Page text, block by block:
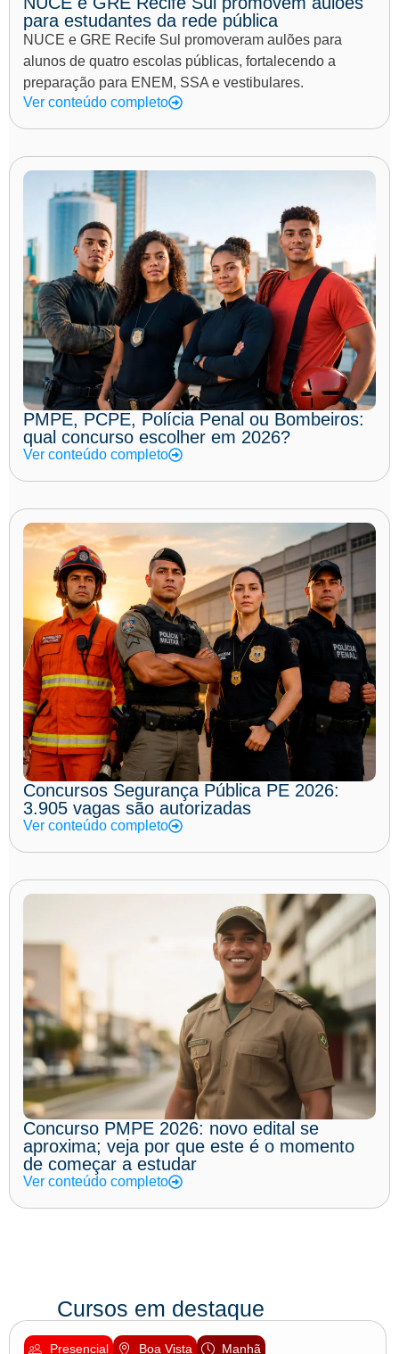
para estudantes da rede pública
NUCE e GRE Recife Sul promoveram aulões para
alunos de quatro escolas públicas, fortalecendo a
preparação para ENEM, SSA e vestibulares.
Ver conteúdo completo
PMPE, PCPE, Polícia Penal ou Bombeiros:
qual concurso escolher em 2026?
Ver conteúdo completo
Concursos Segurança Pública PE 2026:
3.905 vagas são autorizadas
Ver conteúdo completo
Concurso PMPE 2026: novo edital se
aproxima; veja por que este é o momento
de começar a estudar
Ver conteúdo completo
Cursos em destaque
Presencial Boa Vista Manhã